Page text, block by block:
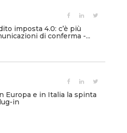
imposta 4.0: c’è più
di conferma -...
Europa e in Italia la spinta
in